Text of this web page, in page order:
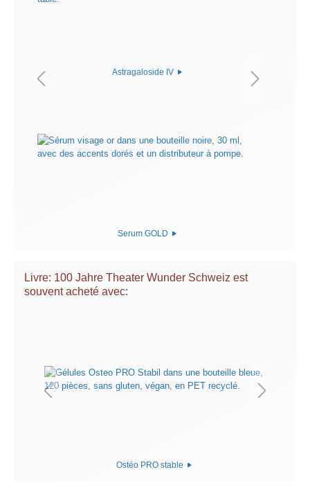
Astragaloside IV
Serum GOLD
Livre: 100 Jahre Theater Wunder Schweiz est
souvent acheté avec:
Ostéo PRO stable